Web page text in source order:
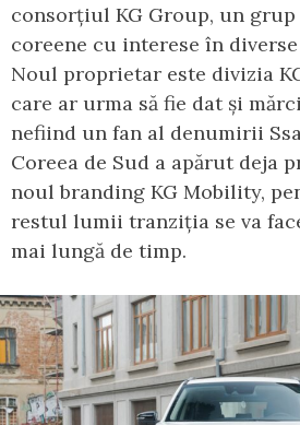
consorțiul KG Group, un
coreene cu interese în
Noul proprietar este divizia
care ar urma să fie dat și
nefiind un fan al denumirii
Coreea de Sud a apărut deja
noul branding KG Mobility,
restul lumii tranziția se va
mai lungă de timp.